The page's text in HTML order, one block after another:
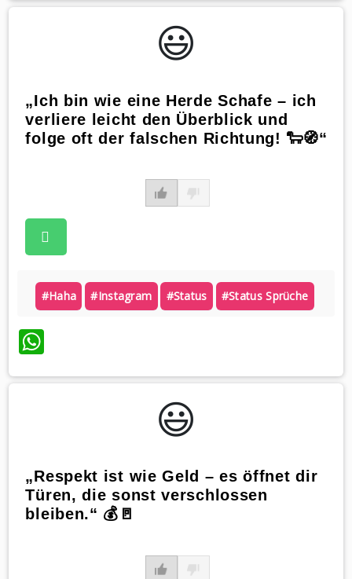
😃️
„Ich bin wie eine Herde Schafe – ich
verliere leicht den Überblick und
folge oft der falschen Richtung! 🐑🧭“
#haha #instagram #status #status Sprüche
WhatsApp
😃️
„Respekt ist wie Geld – es öffnet dir
Türen, die sonst verschlossen
bleiben.“ 💰🚪